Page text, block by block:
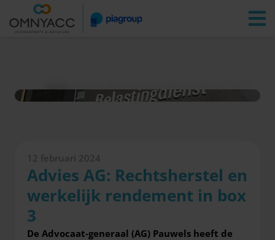
Vestigingen Zoeken
12 februari 2024
Advies AG: Rechtsherstel en
werkelijk rendement in box
3
De Advocaat-generaal (AG) Pauwels heeft de